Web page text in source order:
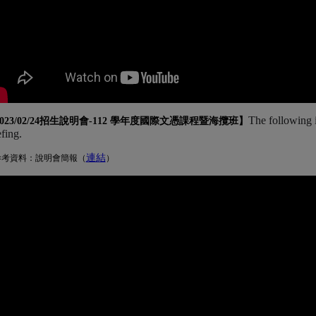
02/24招生說明會-112 學年度國際文憑課程暨海攬班】 The following
考資料：說明會簡報（連結(另開新視窗)
）